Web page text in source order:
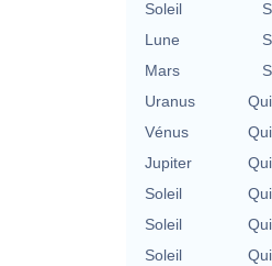
Soleil
Lune
Mars
Uranus
Vénus
Jupiter
Soleil
Soleil
Soleil